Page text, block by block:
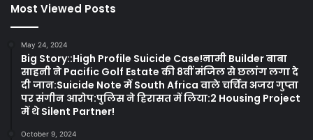
Most Viewed Posts
May 24, 2024
Big Story::High Profile Suicide Case!नामी Builder बाबा
साहनी ने Pacific Golf Estate की 8वीं मंजिल से छलांग लगा दे
दी जान:Suicide Note में South Africa वाले चर्चित अजय गुप्ता
पर संगीन आरोप:पुलिस ने हिरासत में लिया:2 Housing Project
में थे Silent Partner!
October 9, 2024